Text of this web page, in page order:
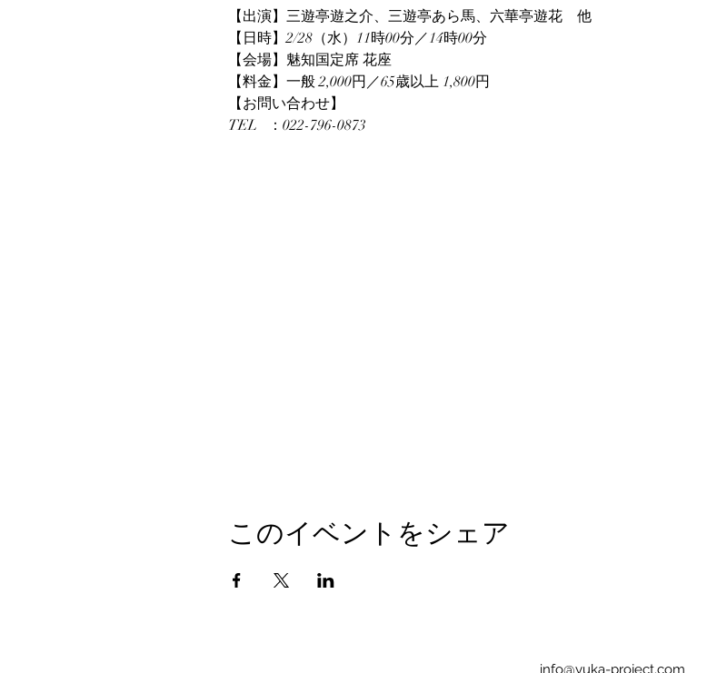
【出演】三遊亭遊之介、三遊亭あら馬、六華亭遊花　他
【日時】2/28（水）11時00分／14時00分
【会場】魅知国定席 花座
【料金】一般 2,000円／65歳以上 1,800円
【お問い合わせ】
TEL   ：022-796-0873
このイベントをシェア
info@yuka-project.com